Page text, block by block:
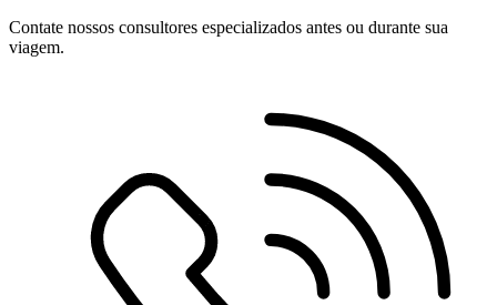
Contate nossos consultores especializados antes ou durante sua
viagem.